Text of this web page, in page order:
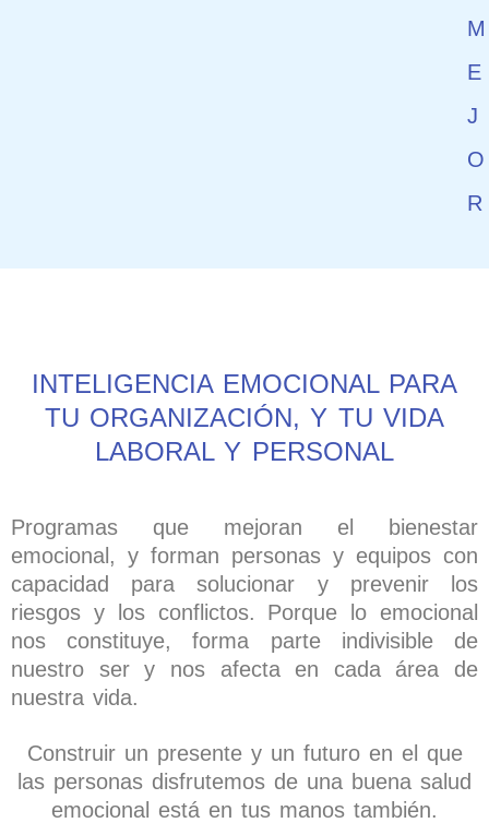
M
E
J
O
R
INTELIGENCIA EMOCIONAL PARA
TU ORGANIZACIÓN, Y TU VIDA
LABORAL Y PERSONAL
Programas que mejoran el bienestar
emocional, y forman personas y equipos con
capacidad para solucionar y prevenir los
riesgos y los conflictos. Porque lo emocional
nos constituye, forma parte indivisible de
nuestro ser y nos afecta en cada área de
nuestra vida.
Construir un presente y un futuro en el que
las personas disfrutemos de una buena salud
emocional está en tus manos también.